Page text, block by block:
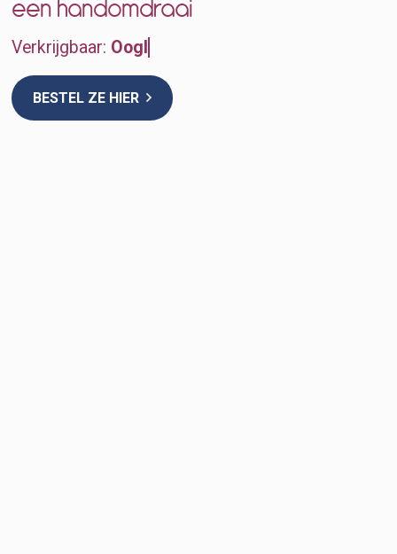
een handomdraai
Verkrijgbaar: Ooglampje
BESTEL ZE HIER